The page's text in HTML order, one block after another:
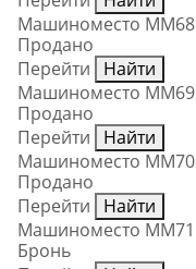
Машиноместо ММ68
Продано
Перейти
Найти
Машиноместо ММ69
Продано
Перейти
Найти
Машиноместо ММ70
Продано
Перейти
Найти
Машиноместо ММ71
Бронь